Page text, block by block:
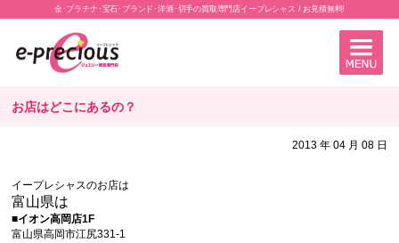
金･プラチナ･宝石･ブランド･洋酒･切手の買取専門店イープレシャス / お見積無料!
お店はどこにあるの？
2013 年 04 月 08 日
イープレシャスのお店は
富山県は
■イオン高岡店1F
富山県高岡市江尻331-1